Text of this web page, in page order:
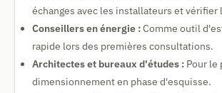
échanges avec les installateurs et vérifier
Conseillers en énergie :Comme outil
rapide lors des premières consultations.
Architectes et bureaux d'études : Pour le
dimensionnement en phase d'esquisse.